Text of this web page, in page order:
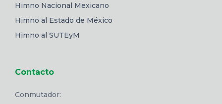
Himno Nacional Mexicano
Himno al Estado de México
Himno al SUTEyM
Contacto
Conmutador: